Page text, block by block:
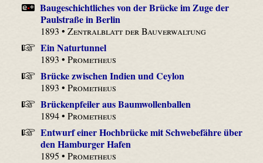
Baugeschichtliches von der Brücke im Zuge der
Paulstraße in Berlin
1893 •Zentralblatt der Bauverwaltung
Ein Naturtunnel
1893 •Prometheus
Brücke zwischen Indien und Ceylon
1893 •Prometheus
Brückenpfeiler aus Baumwollenballen
1894 •Prometheus
Entwurf einer Hochbrücke mit Schwebefähre über
den Hamburger Hafen
1895 •Prometheus